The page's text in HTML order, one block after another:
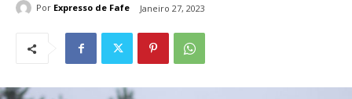
Por Expresso de Fafe Janeiro 27, 2023